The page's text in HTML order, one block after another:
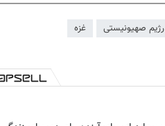
رژیم صهیونیستی غزه